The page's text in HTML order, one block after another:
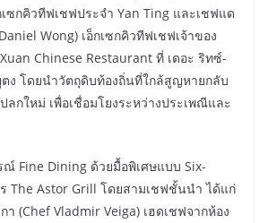
เซกคิวทีฟเชฟประจำ Yan Ting และเชฟแด
Wong) เอ็กเซกคิวทีฟเชฟเจ้าของ
Chinese Restaurant ที่ เดอะ ริทซ์-
ตง โดยนำวัตถุดิบท้องถิ่นที่ใกล้สูญหายกลับ
กใหม่ เพื่อเชื่อมโยงระหว่างประเพณีและ
Fine Dining ด้วยมื้อพิเศษแบบ Six-
The Astor Grill โดยสามเชฟชั้นนำ ได้แก่
า (Chef Vladmir Veiga) เฮดเชฟจากห้อง